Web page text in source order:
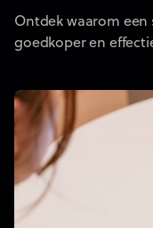
Ontdek waarom een
goedkoper en